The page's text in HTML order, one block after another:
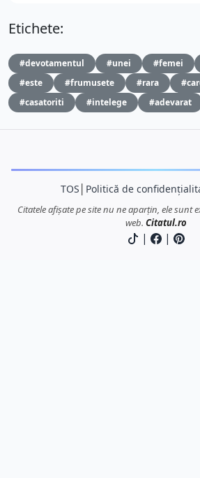
Etichete:
#devotamentul #unei #femei
#este
#frumusete #rara
#casatoriti
#intelege #adevarat
TOS Politică de
Citatele afișate pe site nu ne aparțin, ele sunt
web. Citatul.ro
| |